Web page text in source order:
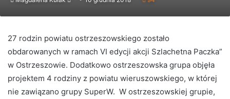
27 rodzin powiatu ostrzeszowskiego zostało
obdarowanych w ramach VI edycji akcji Szlachetna Paczka”
w Ostrzeszowie. Dodatkowo ostrzeszowska grupa objęła
projektem 4 rodziny z powiatu wieruszowskiego, w której
nie zawiązano grupy SuperW. W ostrzeszowskiej grupie,